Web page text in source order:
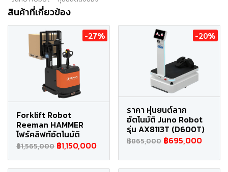
สินค้าที่เกี่ยวข้อง
-27%
Forklift Robot
Reeman HAMMER
โฟร์คลิฟท์อัตโนมัติ
฿1,565,000 ฿1,150,000
-20%
ราคา หุ่นยนต์ลาก
อัตโนมัติ Juno Robot
รุ่น AX8113T (D600T)
฿865,000 ฿695,000